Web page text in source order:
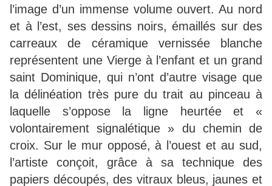
l’image d’un immense volume ouvert. Au nord
et à l’est, ses dessins noirs, émaillés sur des
carreaux de céramique vernissée blanche
représentent une Vierge à l’enfant et un grand
saint Dominique, qui n’ont d’autre visage que
la délinéation très pure du trait au pinceau à
laquelle s’oppose la ligne heurtée et «
volontairement signalétique » du chemin de
croix. Sur le mur opposé, à l’ouest et au sud,
l’artiste conçoit, grâce à sa technique des
papiers découpés, des vitraux bleus, jaunes et